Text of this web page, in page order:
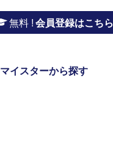
無料 ! 会員登録はこちら
マイスターから探す